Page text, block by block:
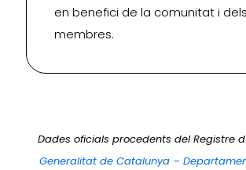
en benefici de la comunitat i
membres.
Dades oficials procedents del Registre
Generalitat de Catalunya –